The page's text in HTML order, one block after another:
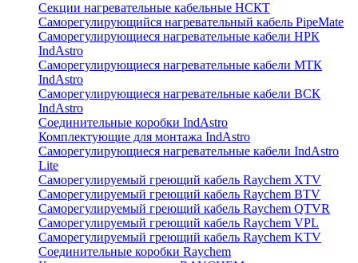
Секции нагревательные кабельные НСКТ
Саморегулирующийся нагревательный кабель PipeMate
Саморегулирующиеся нагревательные кабели НРК
IndAstro
Саморегулирующиеся нагревательные кабели МТК
IndAstro
Саморегулирующиеся нагревательные кабели ВСК
IndAstro
Соединительные коробки IndAstro
Комплектующие для монтажа IndAstro
Саморегулирующиеся нагревательные кабели IndAstro
Lite
Саморегулируемый греющий кабель Raychem XTV
Саморегулируемый греющий кабель Raychem BTV
Саморегулируемый греющий кабель Raychem QTVR
Саморегулируемый греющий кабель Raychem VPL
Саморегулируемый греющий кабель Raychem KTV
Соединительные коробки Raychem